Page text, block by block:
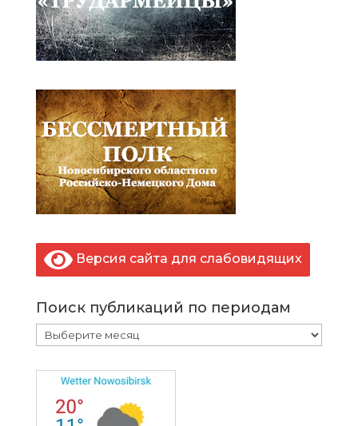
Версия сайта для слабовидящих
Поиск публикаций по периодам
Поиск
публикаций
по
периодам